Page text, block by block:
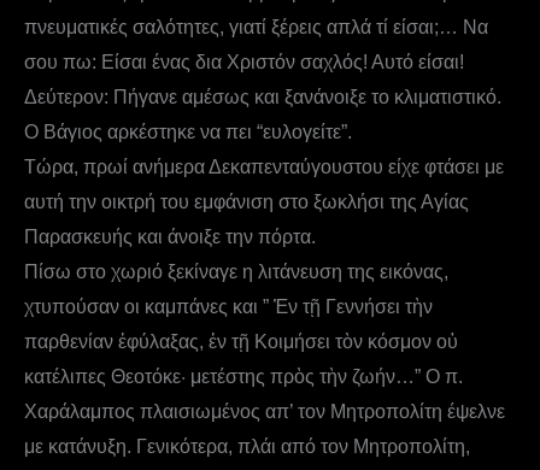
πνευματικές σαλότητες, γιατί ξέρεις απλά τί είσαι;… Να
σου πω: Είσαι ένας δια Χριστόν σαχλός! Αυτό είσαι!
Δεύτερον: Πήγανε αμέσως και ξανάνοιξε το κλιματιστικό.
Ο Βάγιος αρκέστηκε να πει “ευλογείτε”.
Τώρα, πρωί ανήμερα Δεκαπενταύγουστου είχε φτάσει με
αυτή την οικτρή του εμφάνιση στο ξωκλήσι της Αγίας
Παρασκευής και άνοιξε την πόρτα.
Πίσω στο χωριό ξεκίναγε η λιτάνευση της εικόνας,
χτυπούσαν οι καμπάνες και ” Ἐν τῇ Γεννήσει τὴν
παρθενίαν ἐφύλαξας, ἐν τῇ Κοιμήσει τὸν κόσμον οὐ
κατέλιπες Θεοτόκε· μετέστης πρὸς τὴν ζωήν…” Ο π.
Χαράλαμπος πλαισιωμένος απ’ τον Μητροπολίτη έψελνε
με κατάνυξη. Γενικότερα, πλάι από τον Μητροπολίτη,